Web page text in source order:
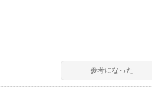
参考になった